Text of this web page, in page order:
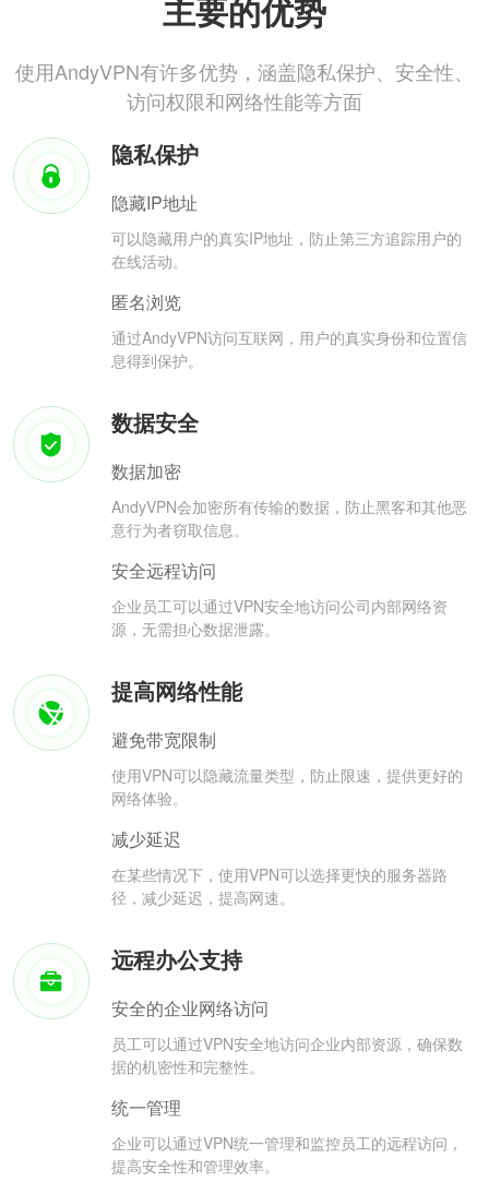
主要的优势
使用AndyVPN有许多优势，涵盖隐私保护、安全性、
访问权限和网络性能等方面
隐私保护
隐藏IP地址
可以隐藏用户的真实IP地址，防止第三方追踪用户的
在线活动。
匿名浏览
通过AndyVPN访问互联网，用户的真实身份和位置信
息得到保护。
数据安全
数据加密
AndyVPN会加密所有传输的数据，防止黑客和其他恶
意行为者窃取信息。
安全远程访问
企业员工可以通过VPN安全地访问公司内部网络资
源，无需担心数据泄露。
提高网络性能
避免带宽限制
使用VPN可以隐藏流量类型，防止限速，提供更好的
网络体验。
减少延迟
在某些情况下，使用VPN可以选择更快的服务器路
径，减少延迟，提高网速。
远程办公支持
安全的企业网络访问
员工可以通过VPN安全地访问企业内部资源，确保数
据的机密性和完整性。
统一管理
企业可以通过VPN统一管理和监控员工的远程访问，
提高安全性和管理效率。